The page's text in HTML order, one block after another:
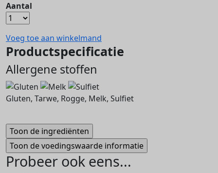
Aantal
Voeg toe aan winkelmand
Productspecificatie
Allergene stoffen
Gluten, Tarwe, Rogge, Melk, Sulfiet
Probeer ook eens...